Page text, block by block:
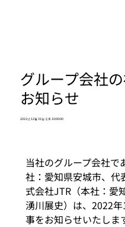
グループ会社
お知らせ
2021년 12월 31일 오후 10:00:00
当社のグループ会社で
社：愛知県安城市、代
式会社JTR（本社：愛
湧川展史）は、2022
事をお知らせいたしま